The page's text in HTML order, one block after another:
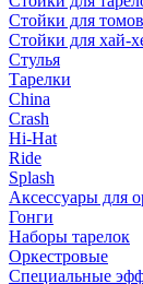
Стойки для томов
Стойки для хай-
Стулья
Тарелки
China
Crash
Hi-Hat
Ride
Splash
Аксессуары для
Гонги
Наборы тарелок
Оркестровые
Специальные